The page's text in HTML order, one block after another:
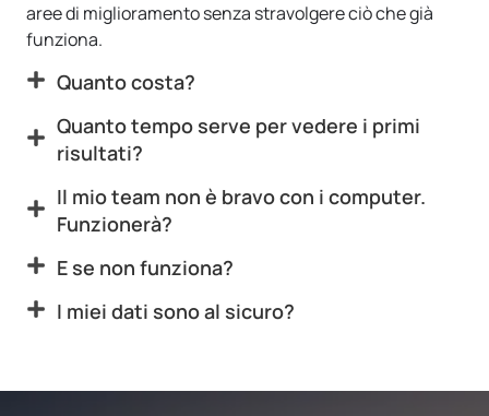
aree di miglioramento senza stravolgere ciò che già
funziona.
Quanto costa?
Quanto tempo serve per vedere i primi
risultati?
Il mio team non è bravo con i computer.
Funzionerà?
E se non funziona?
I miei dati sono al sicuro?